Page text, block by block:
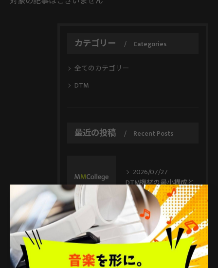
カテゴリー Categories
全てのカテゴリー
DTM
最近の投稿 Recent Posts
2026/07/27
DTM機材の最小構成と選び方を3万円から始める実践ガイド
2026/07/26
DTM用パソコン選びの最新基準とスペック解説